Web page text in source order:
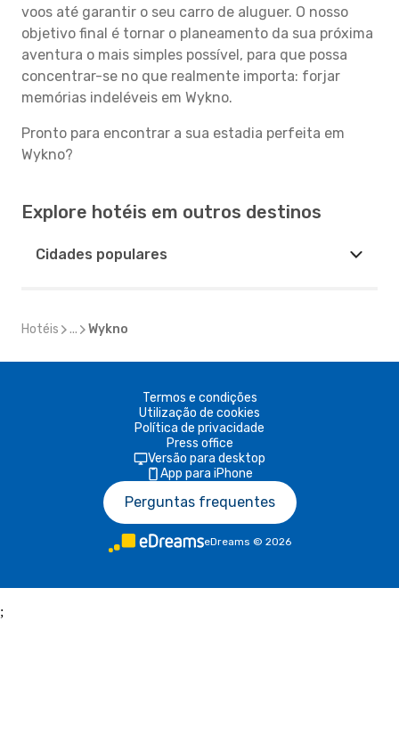
voos até garantir o seu carro de aluguer. O nosso
objetivo final é tornar o planeamento da sua próxima
aventura o mais simples possível, para que possa
concentrar-se no que realmente importa: forjar
memórias indeléveis em Wykno.
Pronto para encontrar a sua estadia perfeita em
Wykno?
Explore hotéis em outros destinos
Cidades populares
Hotéis ... Wykno
Termos e condições
Utilização de cookies
Política de privacidade
Press office
Versão para desktop
App para iPhone
Perguntas frequentes
eDreams © 2026
;